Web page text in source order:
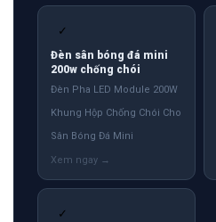
✓
Đèn sân bóng đá mini
200w chống chói
Đèn Pha LED Module 200W
Khung Hộp Chống Chói Cho
Sân Bóng Đá Mini
✓